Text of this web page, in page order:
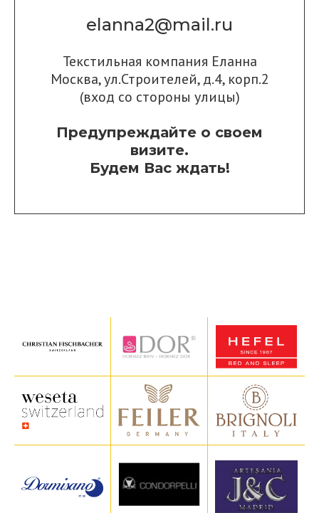
elanna2@mail.ru
Текстильная компания Еланна
Москва, ул.Строителей, д.4, корп.2
(вход со стороны улицы)
Предупреждайте о своем
визите.
Будем Вас ждать!